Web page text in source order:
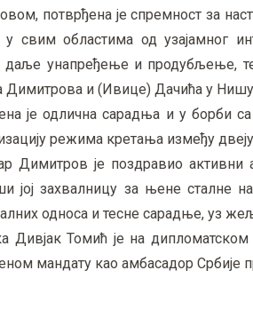
потврђена је спремност за
свим областима од узајамног
унапређење и продубљење,
Димитрова и (Ивице) Дачића у
је одлична сарадња и у борби
режима кретања између
Димитров је поздравио
јој захвалницу за њене сталне
односа и тесне сарадње, уз
Дивјак Томић је на
мандату као амбасадор Србије